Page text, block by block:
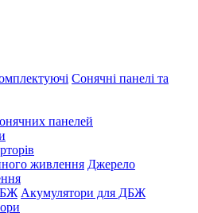
Сонячні панелі та
панелей
Джерело
Акумулятори для ДБЖ